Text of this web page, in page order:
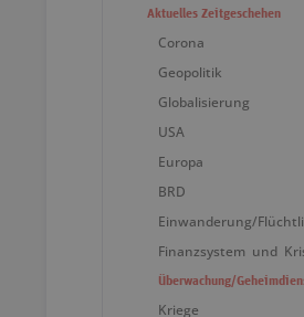
Aktuelles Zeitgeschehen
Corona
Geopolitik
Globalisierung
USA
Europa
BRD
Finanzsystem und
Überwachung/
Kriege